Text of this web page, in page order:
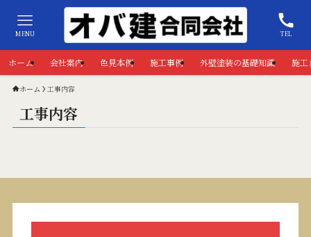
TEL
MENU
ホーム 会社案内 色見本例 施工事例 外壁塗装の基礎知識 施工
ホーム 工事内容
工事内容